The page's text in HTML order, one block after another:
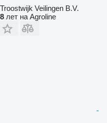
Troostwijk Veilingen B.V.
8 лет на Agroline